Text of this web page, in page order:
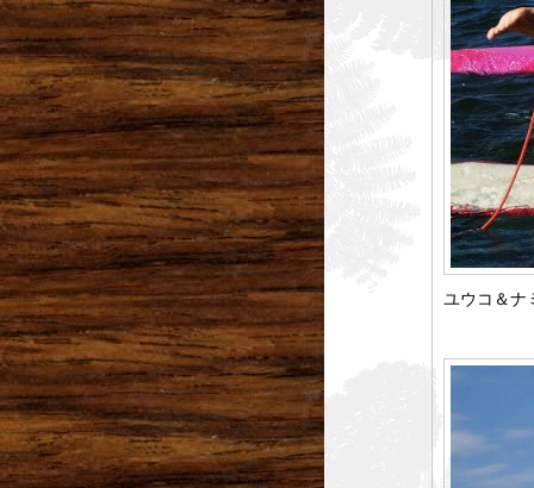
ユウコ＆ナ